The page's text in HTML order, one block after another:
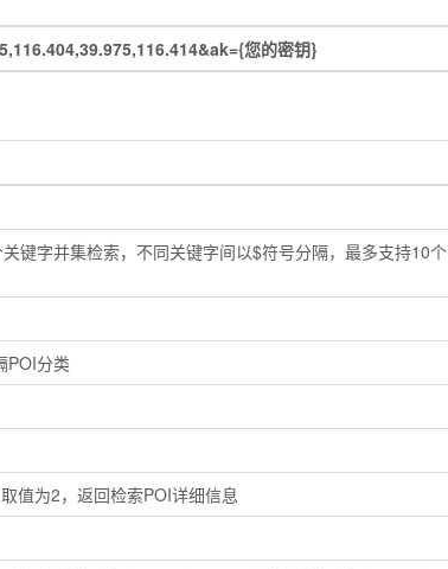
您的密钥}
键字并集检索，不同关键字间以$符号分隔，最多支持10个
POI分类
值为2，返回检索POI详细信息